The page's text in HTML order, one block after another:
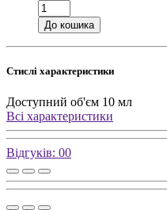
До кошика
Стислі характеристики
Доступний об'єм 10 мл
Всі характеристики
Відгуків: 00